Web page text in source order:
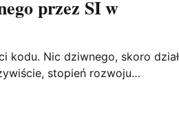
przez SI w
kodu. Nic dziwnego, skoro
stopień rozwoju
amd64 czyli odpowiendio 32-